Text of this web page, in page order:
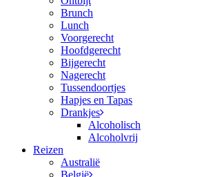
Brunch
Lunch
Voorgerecht
Hoofdgerecht
Bijgerecht
Nagerecht
Tussendoortjes
Hapjes en Tapas
Drankjes
Alcoholisch
Alcoholvrij
Reizen
Australië
België